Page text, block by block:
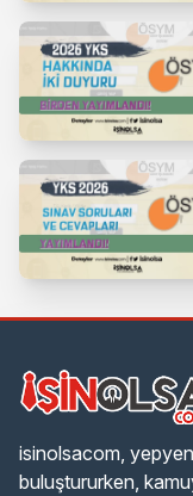
isinolsacom,
buluştururken,